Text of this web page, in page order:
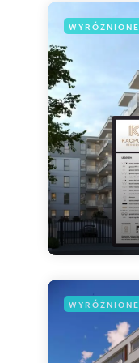
WYRÓŻNIONE
WYRÓŻNIONE